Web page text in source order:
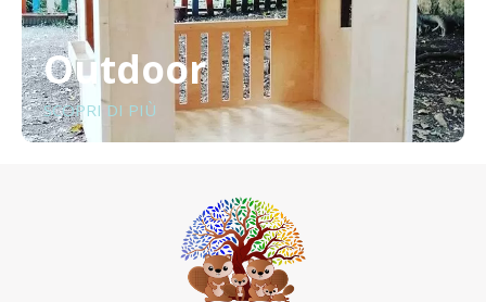
Outdoor
SCOPRI DI PIÙ